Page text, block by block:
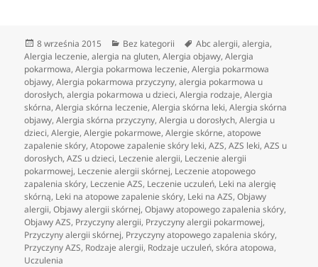
Data
publikacji
8 września 2015 Kategorie
Bez kategorii Tagi
Abc alergii,alergia,
Alergia leczenie,alergia na gluten,Alergia objawy,Alergia
pokarmowa,Alergia pokarmowa leczenie,Alergia pokarmowa
objawy,Alergia pokarmowa przyczyny,alergia pokarmowa u
dorosłych,alergia pokarmowa u dzieci,Alergia rodzaje,Alergia
skórna,Alergia skórna leczenie,Alergia skórna leki,Alergia skórna
objawy,Alergia skórna przyczyny,Alergia u dorosłych,Alergia u
dzieci,Alergie,Alergie pokarmowe,Alergie skórne,atopowe
zapalenie skóry,Atopowe zapalenie skóry leki,AZS,AZS leki,AZS u
dorosłych,AZS u dzieci, Leczenie alergii, Leczenie alergii
pokarmowej, Leczenie alergii skórnej, Leczenie atopowego
zapalenia skóry, Leczenie AZS, Leczenie uczuleń, Leki na alergię
skórną, Leki na atopowe zapalenie skóry, Leki na AZS,Objawy
alergii,Objawy alergii skórnej,Objawy atopowego zapalenia skóry,
Objawy AZS, Przyczyny alergii, Przyczyny alergii pokarmowej,
Przyczyny alergii skórnej, Przyczyny atopowego zapalenia skóry,
Przyczyny AZS, Rodzaje alergii, Rodzaje uczuleń,skóra atopowa,
Uczulenia